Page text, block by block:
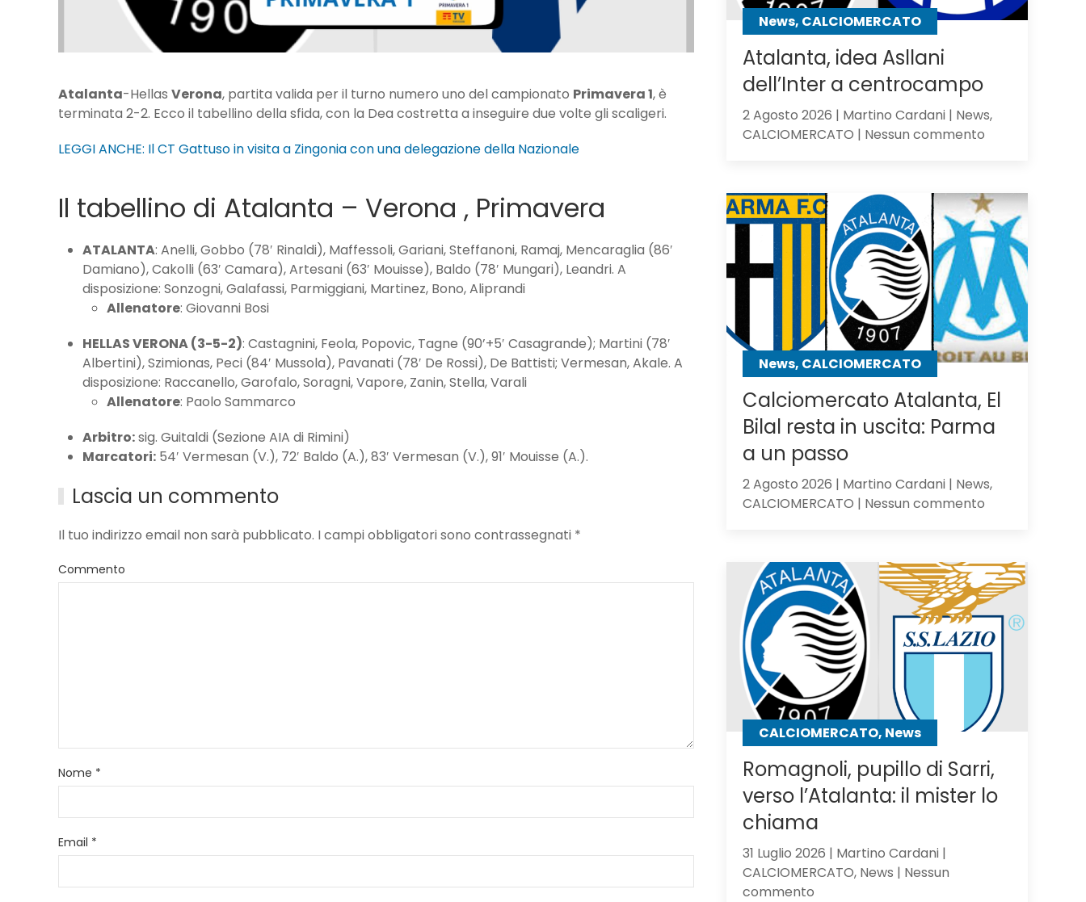
Atalanta-Hellas Verona, partita valida per il turno numero uno del campionato Primavera 1, è
terminata 2-2. Ecco il tabellino della sfida, con la Dea costretta a inseguire due volte gli scaligeri.
LEGGI ANCHE: Il CT Gattuso in visita a Zingonia con una delegazione della Nazionale
Il tabellino di Atalanta – Verona , Primavera
ATALANTA: Anelli, Gobbo (78′ Rinaldi), Maffessoli, Gariani, Steffanoni, Ramaj, Mencaraglia (86′
Damiano), Cakolli (63′ Camara), Artesani (63′ Mouisse), Baldo (78′ Mungari), Leandri. A
disposizione: Sonzogni, Galafassi, Parmiggiani, Martinez, Bono, Aliprandi
Allenatore: Giovanni Bosi
HELLAS VERONA (3-5-2): Castagnini, Feola, Popovic, Tagne (90’+5′ Casagrande); Martini (78′
Albertini), Szimionas, Peci (84′ Mussola), Pavanati (78′ De Rossi), De Battisti; Vermesan, Akale. A
disposizione: Raccanello, Garofalo, Soragni, Vapore, Zanin, Stella, Varali
Allenatore: Paolo Sammarco
Arbitro:sig. Guitaldi (Sezione AIA di Rimini)
Marcatori: 54′ Vermesan (V.), 72′ Baldo (A.), 83′ Vermesan (V.), 91′ Mouisse (A.).
Lascia un commento
Il tuo indirizzo email non sarà pubblicato. I campi obbligatori sono contrassegnati *
Commento
Nome *
Email *
contro
gli
News, CALCIOMERCATO
Atalanta, idea Asllani
dell’Inter a centrocampo
2 Agosto 2026 | Martino Cardani | News,
CALCIOMERCATO | Nessun commentosu
Asllani
dell’Inter
a
centrocampo
News, CALCIOMERCATO
Calciomercato Atalanta, El
Bilal resta in uscita: Parma
a un passo
2 Agosto 2026 | Martino Cardani | News,
CALCIOMERCATO | Nessun commentosu
El
Bilal
resta
in
uscita:
Parma
un
passo
CALCIOMERCATO, News
Romagnoli, pupillo di Sarri,
verso l’Atalanta: il mister lo
chiama
31 Luglio 2026 | Martino Cardani |
CALCIOMERCATO, News | Nessun
commentosu